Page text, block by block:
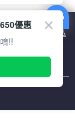
情，及若您不希
參閱本網站「
隱私
公司得按本網站使
饋
現折$888
一次逛齊
也漂亮
優惠
!!